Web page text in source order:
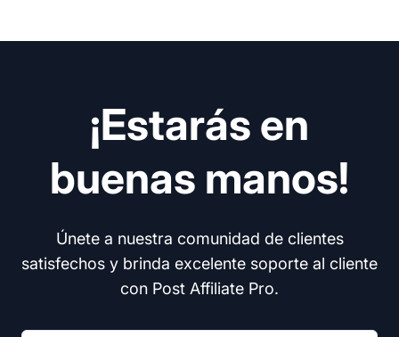
¡Estarás en
buenas manos!
Únete a nuestra comunidad de clientes
satisfechos y brinda excelente soporte al cliente
con Post Affiliate Pro.